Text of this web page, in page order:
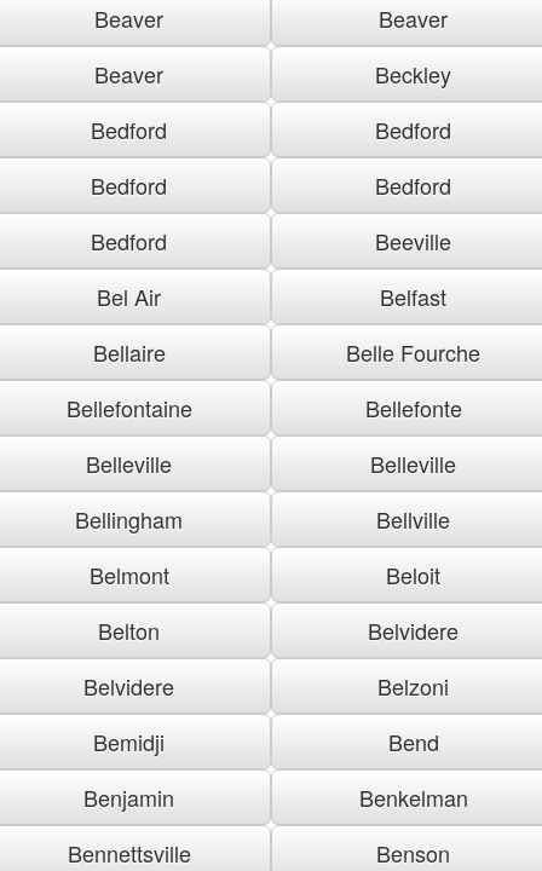
Beaver
Beaver
Beaver
Beckley
Bedford
Bedford
Bedford
Bedford
Bedford
Beeville
Bel Air
Belfast
Bellaire
Belle Fourche
Bellefontaine
Bellefonte
Belleville
Belleville
Bellingham
Bellville
Belmont
Beloit
Belton
Belvidere
Belvidere
Belzoni
Bemidji
Bend
Benjamin
Benkelman
Bennettsville
Benson